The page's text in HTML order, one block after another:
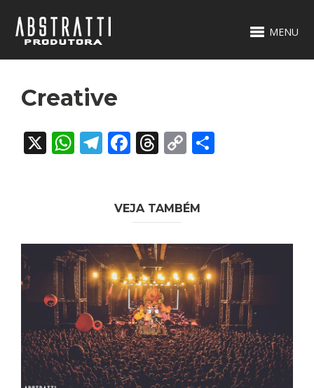
MENU
Creative
X WhatsApp
Telegram
Facebook
Threads
Copy
VEJA TAMBÉM